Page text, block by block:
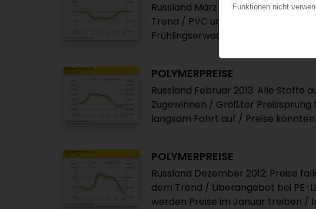
Russland März 2013: Notierungen
Trend / PVC und PET seitwärts /
Frühlingserwachen erwartet / PP
POLYMERPREISE
Russland Februar 2013: Alle Stoffe
Zugewinnen / Größter
langsam Fahrt auf / Preise
POLYMERPREISE
Russland Dezember 2012: Preise
dem Trend / Überangebot bei PE-
werden Preise im Januar treiben /